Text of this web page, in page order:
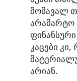
მომავალ
არამარტო
კაცები
არიან.